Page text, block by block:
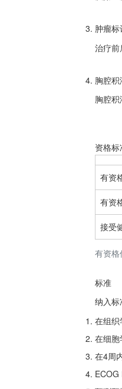
肿瘤
治疗前
胸腔
胸腔
资格标
有资格
有资
有资
接受
标准
纳入标
在组织
在细胞
在4周
ECOG